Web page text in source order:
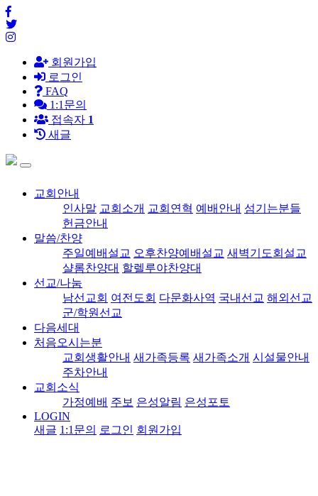
회원가입
로그인
FAQ
1:1문의
접속자 1
새글
교회안내
인사말 교회소개 교회연혁 예배안내 섬기는분들
헌금안내
말씀/찬양
주일예배설교 오후찬양예배설교 새벽기도회설교
샬롬찬양대 할렐루야찬양대
선교/나눔
남선교회 여전도회 다문화사역 국내선교 해외선교
군/학원선교
다음세대
처음오시는분
교회생활안내 새가족등록 새가족소개 시설물안내
주차안내
교회소식
가정예배 주보 은성알림 은성포토
LOGIN
새글 1:1문의 로그인 회원가입